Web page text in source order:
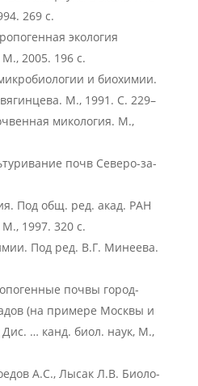
269 с.
экология
2005. 196 с.
и биохимии.
М., 1991. С. 229–
микология. М.,
почв Северо-за-
Под общ. ред. акад. РАН
1997. 320 с.
Под ред. В.Г. Минеева.
почвы город-
(на примере Москвы и
… канд. биол. наук, М.,
А.С., Лысак Л.В. Биоло-